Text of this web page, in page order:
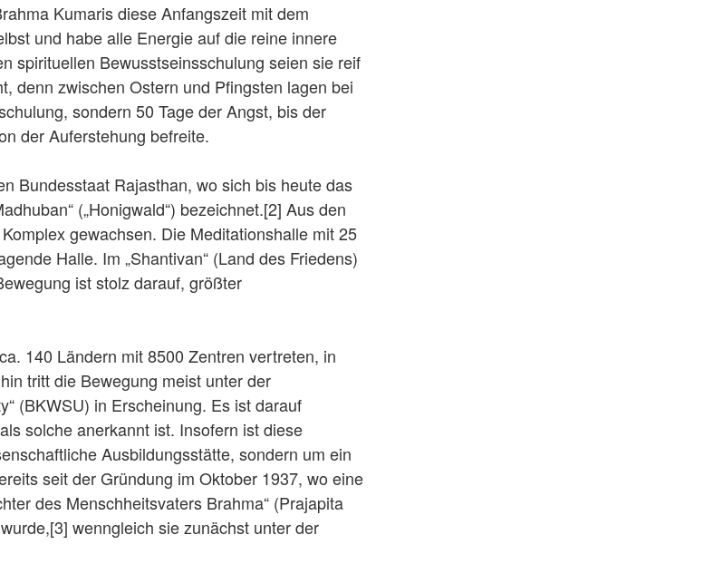
Kumaris diese Anfangszeit mit dem
und habe alle Energie auf die reine innere
spirituellen Bewusstseinsschulung seien sie reif
denn zwischen Ostern und Pfingsten lagen bei
sondern 50 Tage der Angst, bis der
der Auferstehung befreite.
Bundesstaat Rajasthan, wo sich bis heute das
(„Honigwald“) bezeichnet.[2] Aus den
gewachsen. Die Meditationshalle mit 25
Halle. Im „Shantivan“ (Land des Friedens)
ist stolz darauf, größter
140 Ländern mit 8500 Zentren vertreten, in
tritt die Bewegung meist unter der
(BKWSU) in Erscheinung. Es ist darauf
solche anerkannt ist. Insofern ist diese
Ausbildungsstätte, sondern um ein
seit der Gründung im Oktober 1937, wo eine
des Menschheitsvaters Brahma“ (Prajapita
wenngleich sie zunächst unter der